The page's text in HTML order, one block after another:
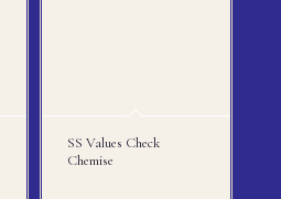
SS Values Check
Chemise